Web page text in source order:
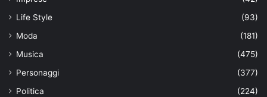
Life Style
(93)
Moda
(181)
Musica
(475)
Personaggi
(377)
Politica
(224)